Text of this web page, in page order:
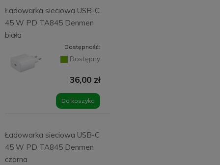
Ładowarka sieciowa USB-C
45 W PD TA845 Denmen
biała
Dostępność:
Dostępny
36,00 zł
Do koszyka
Ładowarka sieciowa USB-C
45 W PD TA845 Denmen
czarna